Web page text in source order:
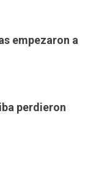
empezaron a
perdieron